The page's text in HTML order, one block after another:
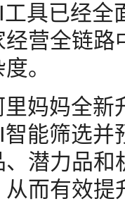
具已经全
营全链
。
妈妈全新
能筛选
潜力品
而有效提